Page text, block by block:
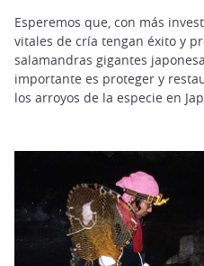
Esperemos que, con más
vitales de cría tengan éxito y
salamandras gigantes
importante es proteger y
los arroyos de la especie en